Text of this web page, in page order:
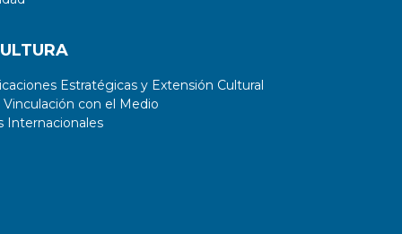
Estratégicas y Extensión Cultural
con el Medio
Internacionales